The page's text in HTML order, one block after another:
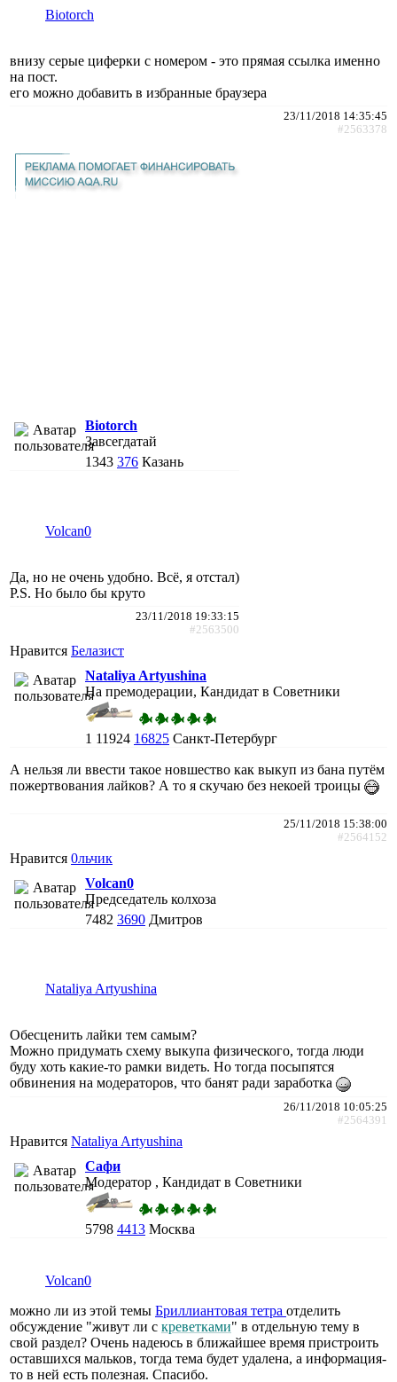
Biotorch
внизу серые циферки с номером - это прямая ссылка именно
на пост.
его можно добавить в избранные браузера
23/11/2018 14:35:45
#2563378
Biotorch
Завсегдатай
1343 376 Казань
Volcan0
Да, но не очень удобно. Всё, я отстал)
P.S. Но было бы круто
23/11/2018 19:33:15
#2563500
Нравится Белазист
Nataliya Artyushina
На премодерации, Кандидат в Советники
1 11924 16825 Санкт-Петербург
А нельзя ли ввести такое новшество как выкуп из бана путём
пожертвования лайков? А то я скучаю без некоей троицы
25/11/2018 15:38:00
#2564152
Нравится 0льчик
Volcan0
Председатель колхоза
7482 3690 Дмитров
Nataliya Artyushina
Обесценить лайки тем самым?
Можно придумать схему выкупа физического, тогда люди
буду хоть какие-то рамки видеть. Но тогда посыпятся
обвинения на модераторов, что банят ради заработка
26/11/2018 10:05:25
#2564391
Нравится Nataliya Artyushina
Сафи
Модератор , Кандидат в Советники
5798 4413 Москва
Volcan0
можно ли из этой темы Бриллиантовая тетра отделить
обсуждение "живут ли с креветками" в отдельную тему в
свой раздел? Очень надеюсь в ближайшее время пристроить
оставшихся мальков, тогда тема будет удалена, а информация-
то в ней есть полезная. Спасибо.